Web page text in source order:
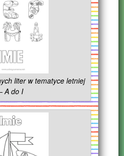
liter w tematyce letniej
A do I